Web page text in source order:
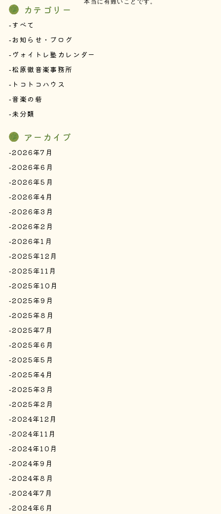
カテゴリー
すべて
お知らせ・ブログ
ヴォイトレ塾カレンダー
松原徹音楽事務所
トコトコハウス
音楽の砦
未分類
アーカイブ
2026年7月
2026年6月
2026年5月
2026年4月
2026年3月
2026年2月
2026年1月
2025年12月
2025年11月
2025年10月
2025年9月
2025年8月
2025年7月
2025年6月
2025年5月
2025年4月
2025年3月
2025年2月
2024年12月
2024年11月
2024年10月
2024年9月
2024年8月
2024年7月
2024年6月